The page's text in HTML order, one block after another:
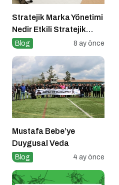
Stratejik Marka Yönetimi
Nedir Etkili Stratejik
Marka Yönetimi için 10
Blog 8 ay önce
Mustafa Bebe’ye
Duygusal Veda
Blog 4 ay önce